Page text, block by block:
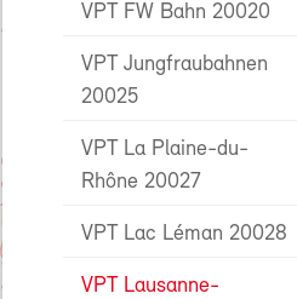
VPT FW Bahn 20020
VPT Jungfraubahnen
20025
VPT La Plaine-du-
Rhône 20027
VPT Lac Léman 20028
VPT Lausanne-